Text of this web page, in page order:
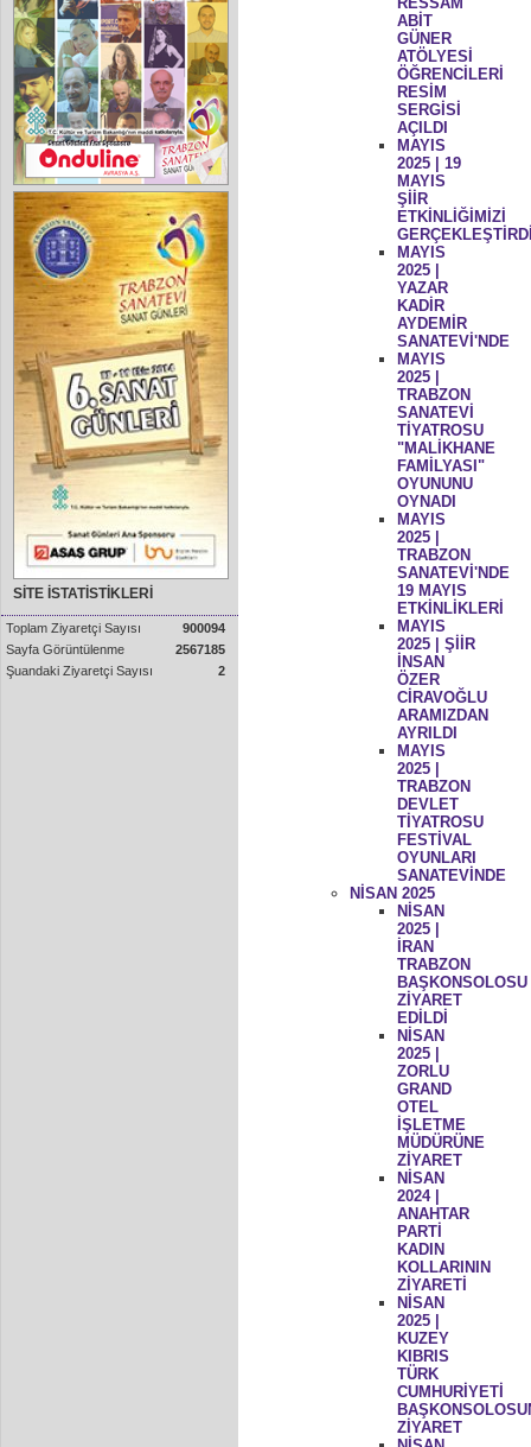
SİTE İSTATİSTİKLERİ
Toplam Ziyaretçi Sayısı
900094
Sayfa Görüntülenme
2567185
Şuandaki Ziyaretçi Sayısı
2
ABİT
GÜNER
ATÖLYESİ
ÖĞRENCİLERİ
RESİM
SERGİSİ
AÇILDI
MAYIS
2025 | 19
MAYIS
ŞİİR
ETKİNLİĞİMİZİ
MAYIS
2025 |
YAZAR
KADİR
AYDEMİR
SANATEVİ'NDE
MAYIS
2025 |
TRABZON
SANATEVİ
TİYATROSU
"MALİKHANE
FAMİLYASI"
OYUNUNU
OYNADI
MAYIS
2025 |
TRABZON
SANATEVİ'NDE
19 MAYIS
ETKİNLİKLERİ
MAYIS
2025 | ŞİİR
İNSAN
ÖZER
CİRAVOĞLU
ARAMIZDAN
AYRILDI
MAYIS
2025 |
TRABZON
DEVLET
TİYATROSU
FESTİVAL
OYUNLARI
SANATEVİNDE
NİSAN 2025
NİSAN
2025 |
İRAN
TRABZON
BAŞKONSOLOSU
ZİYARET
EDİLDİ
NİSAN
2025 |
ZORLU
GRAND
OTEL
İŞLETME
MÜDÜRÜNE
ZİYARET
NİSAN
2024 |
ANAHTAR
PARTİ
KADIN
KOLLARININ
ZİYARETİ
NİSAN
2025 |
KUZEY
KIBRIS
TÜRK
CUMHURİYETİ
ZİYARET